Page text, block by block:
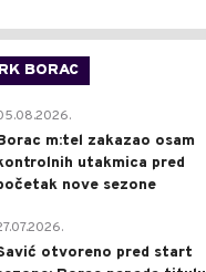
RK BORAC
m:tel zakazao osam
utakmica pred
nove sezone
otvoreno pred start